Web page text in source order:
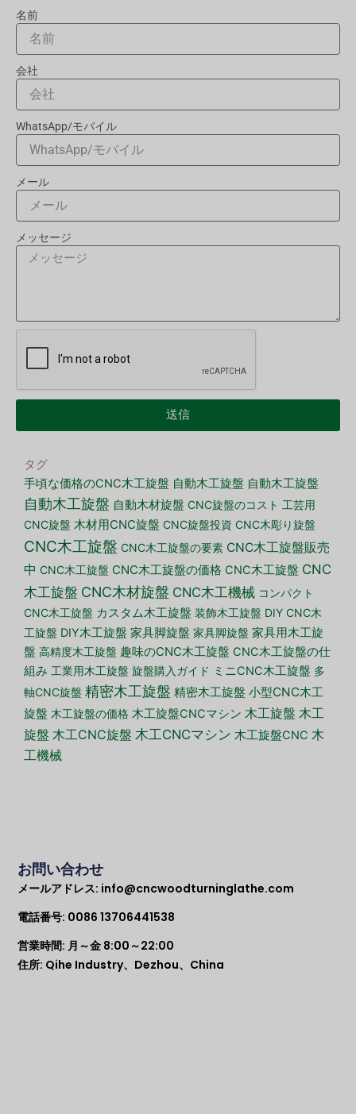
名前
会社
WhatsApp/モバイル
メール
メッセージ
送信
タグ
手頃な価格のCNC木工旋盤 自動木工旋盤 自動木工旋盤
自動木工旋盤 自動木材旋盤 CNC旋盤のコスト 工芸用
CNC旋盤 木材用CNC旋盤 CNC旋盤投資 CNC木彫り旋盤
CNC木工旋盤 CNC木工旋盤の要素 CNC木工旋盤販売
中 CNC木工旋盤 CNC木工旋盤の価格 CNC木工旋盤 CNC
木工旋盤 CNC木材旋盤 CNC木工機械 コンパクト
CNC木工旋盤 カスタム木工旋盤 装飾木工旋盤 DIY CNC木
工旋盤 DIY木工旋盤 家具脚旋盤 家具脚旋盤 家具用木工旋
盤 高精度木工旋盤 趣味のCNC木工旋盤 CNC木工旋盤の仕
組み 工業用木工旋盤 旋盤購入ガイド ミニCNC木工旋盤 多
軸CNC旋盤 精密木工旋盤 精密木工旋盤 小型CNC木工
旋盤 木工旋盤の価格 木工旋盤CNCマシン 木工旋盤 木工
旋盤 木工CNC旋盤 木工CNCマシン 木工旋盤CNC 木
工機械
お問い合わせ
メールアドレス: info@cncwoodturninglathe.com
電話番号: 0086 13706441538
営業時間: 月～金 8:00～22:00
住所: Qihe Industry、Dezhou、China